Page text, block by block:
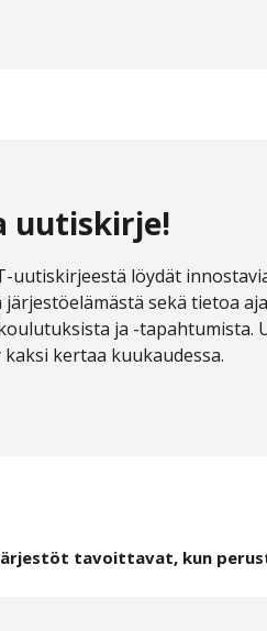
uutiskirje!
uutiskirjeestä löydät
järjestöelämästä sekä tietoa
ja -tapahtumista.
kaksi kertaa kuukaudessa.
tavoittavat, kun